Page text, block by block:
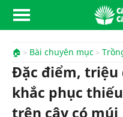
🏠 Bài chuyên mục
Đặc điểm, triệu
khắc phục
trên cây có múi